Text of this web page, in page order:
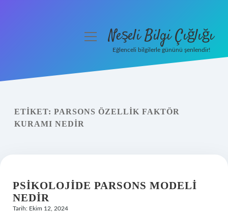
Yasal Uyarı
menüyüNeşeli Bilgi Çığlığı
Eğlenceli bilgilerle gününü şenlendir!
ETIKET: PARSONS ÖZELLIK FAKTÖR
KURAMI NEDIR
PSIKOLOJIDE PARSONS MODELI
NEDIR
Tarih: Ekim 12, 2024